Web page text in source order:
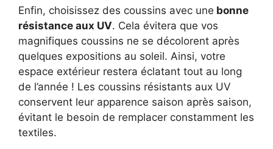
Enfin, choisissez des coussins avec une bonne
résistance aux UV. Cela évitera que vos
magnifiques coussins ne se décolorent après
quelques expositions au soleil. Ainsi, votre
espace extérieur restera éclatant tout au long
de l’année ! Les coussins résistants aux UV
conservent leur apparence saison après saison,
évitant le besoin de remplacer constamment les
textiles.